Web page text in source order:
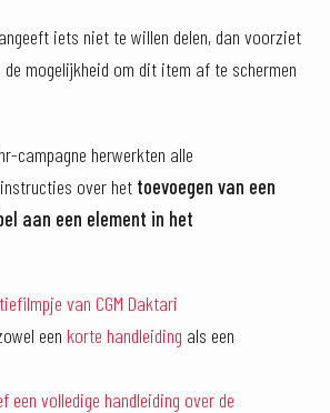
iets niet te willen delen, dan voorziet
de mogelijkheid om dit item af te schermen
campagne herwerkten alle
over het toevoegen van een
aan een element in het
van CGM Daktari
een korte handleiding als een
een volledige handleiding over de